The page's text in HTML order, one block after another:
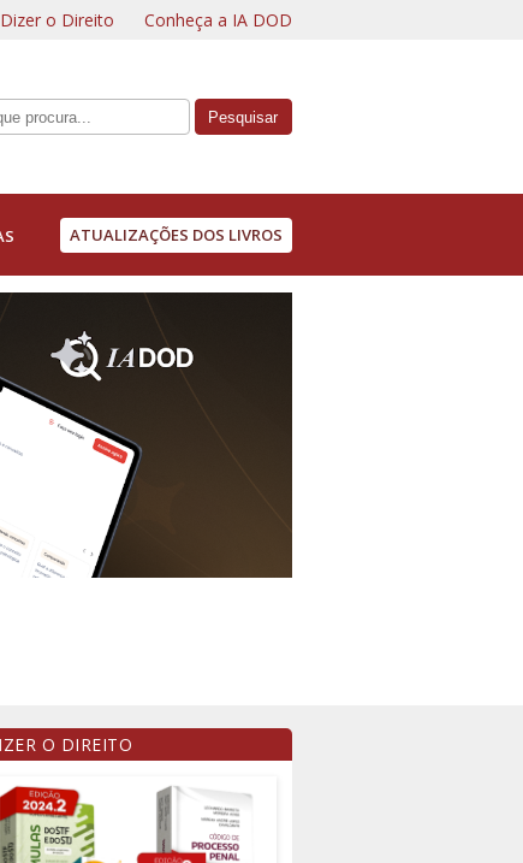
o Direito Conheça a IA DOD
ATUALIZAÇÕES DOS LIVROS
O DIREITO